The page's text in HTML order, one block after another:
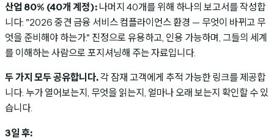
산업 80% (40개 계정): 나머지 40개를 위해 하나의 보고서를 작성합
니다: "2026 중견 금융 서비스 컴플라이언스 환경 — 무엇이 바뀌고 무
엇을 준비해야 하는가." 진정으로 유용하고, 인용 가능하며, 그들의 세계
를 이해하는 사람으로 포지셔닝해 주는 자료입니다.
두 가지 모두 공유합니다.각 잠재 고객에게 추적 가능한 링크를 제공합
니다. 누가 열어보는지, 무엇을 읽는지, 얼마나 오래 보는지 확인할 수 있
습니다.
3일 후: